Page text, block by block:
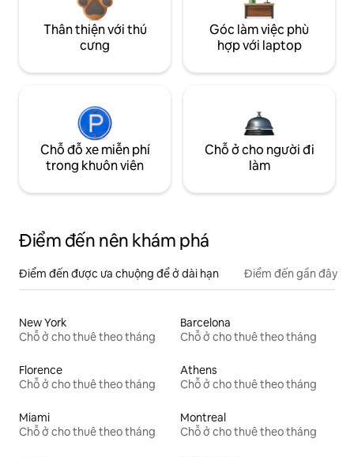
Thân thiện với thú
cưng
Góc làm việc phù
hợp với laptop
Chỗ đỗ xe miễn phí
trong khuôn viên
Chỗ ở cho người đi
làm
Điểm đến nên khám phá
Điểm đến được ưa chuộng để ở dài hạn Điểm đến gần đây
New York
Chỗ ở cho thuê theo tháng
Barcelona
Chỗ ở cho thuê theo tháng
Florence
Chỗ ở cho thuê theo tháng
Athens
Chỗ ở cho thuê theo tháng
Miami
Chỗ ở cho thuê theo tháng
Montreal
Chỗ ở cho thuê theo tháng